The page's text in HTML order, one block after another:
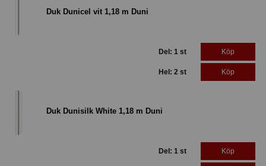
Duk Dunicel vit 1,18 m Duni
Del: 1 st Köp
Hel: 2 st Köp
Duk Dunisilk White 1,18 m Duni
Del: 1 st Köp